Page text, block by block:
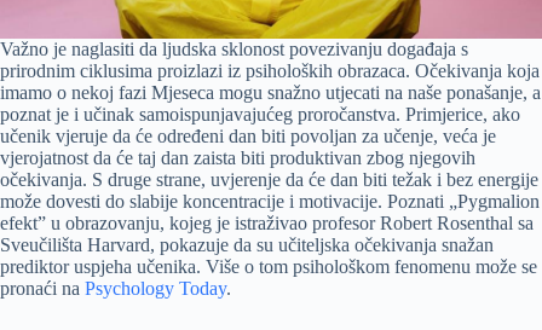
Važno je naglasiti da ljudska sklonost povezivanju događaja s
prirodnim ciklusima proizlazi iz psiholoških obrazaca. Očekivanja koja
imamo o nekoj fazi Mjeseca mogu snažno utjecati na naše ponašanje, a
poznat je i učinak samoispunjavajućeg proročanstva. Primjerice, ako
učenik vjeruje da će određeni dan biti povoljan za učenje, veća je
vjerojatnost da će taj dan zaista biti produktivan zbog njegovih
očekivanja. S druge strane, uvjerenje da će dan biti težak i bez energije
može dovesti do slabije koncentracije i motivacije. Poznati „Pygmalion
efekt” u obrazovanju, kojeg je istraživao profesor Robert Rosenthal sa
Sveučilišta Harvard, pokazuje da su učiteljska očekivanja snažan
prediktor uspjeha učenika. Više o tom psihološkom fenomenu može se
pronaći na Psychology Today.